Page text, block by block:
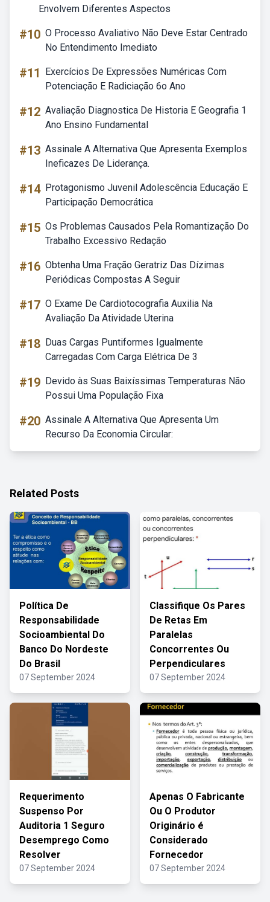
Envolvem Diferentes Aspectos
#10 O Processo Avaliativo Não Deve Estar Centrado
No Entendimento Imediato
#11
Exercícios De Expressões Numéricas Com
Potenciação E Radiciação 6o Ano
#12 Avaliação Diagnostica De Historia E Geografia 1
Ano Ensino Fundamental
#13 Assinale A Alternativa Que Apresenta Exemplos
Ineficazes De Liderança.
#14 Protagonismo Juvenil Adolescência Educação E
Participação Democrática
#15 Os Problemas Causados Pela Romantização Do
Trabalho Excessivo Redação
#16 Obtenha Uma Fração Geratriz Das Dízimas
Periódicas Compostas A Seguir
#17 O Exame De Cardiotocografia Auxilia Na
Avaliação Da Atividade Uterina
#18 Duas Cargas Puntiformes Igualmente
Carregadas Com Carga Elétrica De 3
#19 Devido às Suas Baixíssimas Temperaturas Não
Possui Uma População Fixa
#20 Assinale A Alternativa Que Apresenta Um
Recurso Da Economia Circular:
Related Posts
Política De
Responsabilidade
Socioambiental Do
Banco Do Nordeste
Do Brasil
07 September 2024
Classifique Os Pares
De Retas Em
Paralelas
Concorrentes Ou
Perpendiculares
07 September 2024
Requerimento
Suspenso Por
Auditoria 1 Seguro
Desemprego Como
Resolver
07 September 2024
Apenas O Fabricante
Ou O Produtor
Originário é
Considerado
Fornecedor
07 September 2024